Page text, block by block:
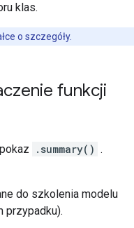
klas.
o szczegóły.
funkcji
.summary() .
do szkolenia modelu
przypadku).